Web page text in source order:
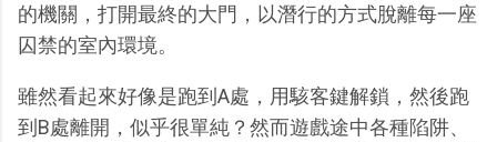
的機關，打開最終的大門，以潛行的方式脫離每一座
囚禁的室內環境。
雖然看起來好像是跑到A處，用駭客鍵解鎖，然後跑
到B處離開，似乎很單純？然而遊戲途中各種陷阱、